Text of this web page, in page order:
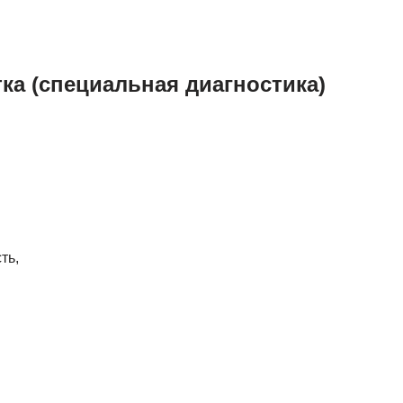
(специальная диагностика)